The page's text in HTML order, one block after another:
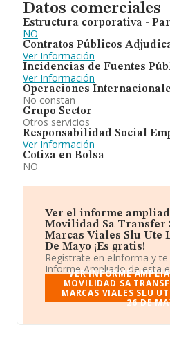
Datos comerciales
Estructura corporativa -
NO
Contratos Públicos
Ver Información
Incidencias de Fuentes
Ver Información
Operaciones
No constan
Grupo Sector
Otros servicios
Responsabilidad Social
Ver Información
Cotiza en Bolsa
NO
Ver el informe
Movilidad Sa Transfer
Marcas Viales Slu Ute
De Mayo ¡Es gratis!
Regístrate en eInforma y
Informe Ampliado de esta
VER INFORME
MOVILIDAD SA
MARCAS VIALES SLU
26 DE